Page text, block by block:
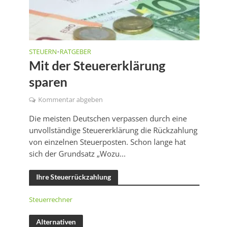
STEUERN•RATGEBER
Mit der Steuererklärung
sparen
Kommentar abgeben
Die meisten Deutschen verpassen durch eine
unvollständige Steuererklärung die Rückzahlung
von einzelnen Steuerposten. Schon lange hat
sich der Grundsatz „Wozu...
Ihre Steuerrückzahlung
Steuerrechner
Alternativen